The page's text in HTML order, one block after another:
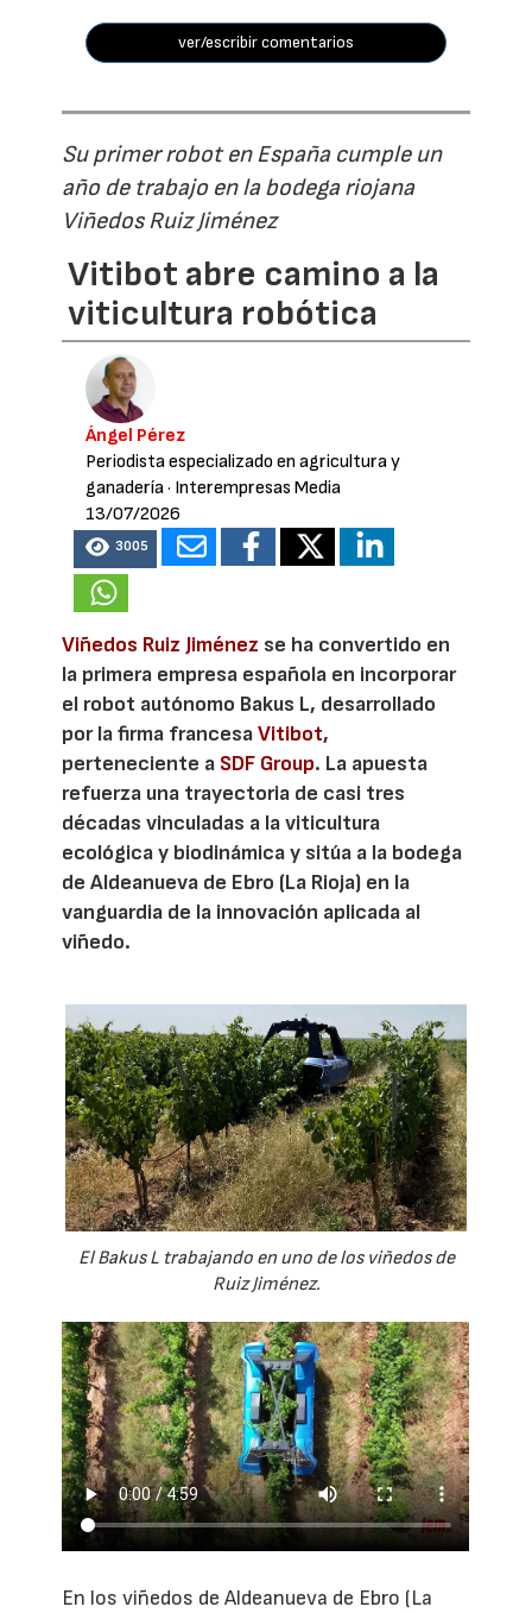
ver/escribir comentarios
Su primer robot en España cumple un
año de trabajo en la bodega riojana
Viñedos Ruiz Jiménez
Vitibot abre camino a la
viticultura robótica
Ángel Pérez
Periodista especializado en agricultura y
ganadería· Interempresas Media
13/07/2026
3005
Viñedos Ruiz Jiménez se ha convertido en
la primera empresa española en incorporar
el robot autónomo Bakus L, desarrollado
por la firma francesaVitibot,
perteneciente a SDF Group. La apuesta
refuerza una trayectoria de casi tres
décadas vinculadas a la viticultura
ecológica y biodinámica y sitúa a la bodega
de Aldeanueva de Ebro (La Rioja) en la
vanguardia de la innovación aplicada al
viñedo.
El Bakus L trabajando en uno de los viñedos de
Ruiz Jiménez.
En los viñedos de Aldeanueva de Ebro (La